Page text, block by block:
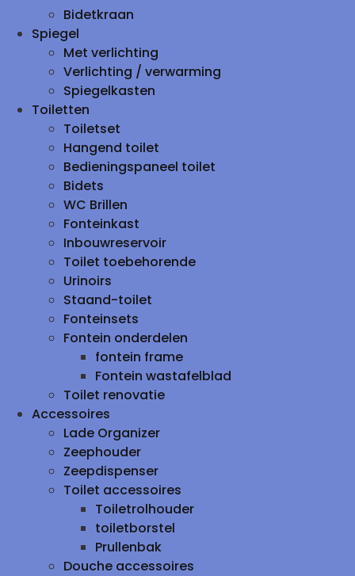
Bidetkraan
Spiegel
Met verlichting
Verlichting / verwarming
Spiegelkasten
Toiletten
Toiletset
Hangend toilet
Bedieningspaneel toilet
Bidets
WC Brillen
Fonteinkast
Inbouwreservoir
Toilet toebehorende
Urinoirs
Staand-toilet
Fonteinsets
Fontein onderdelen
fontein frame
Fontein wastafelblad
Toilet renovatie
Accessoires
Lade Organizer
Zeephouder
Zeepdispenser
Toilet accessoires
Toiletrolhouder
toiletborstel
Prullenbak
Douche accessoires